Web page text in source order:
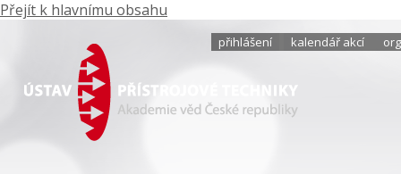
Přejít k hlavnímu obsahu
přihlášení kalendář akcí